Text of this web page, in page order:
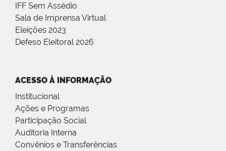
IFF Sem Assédio
Sala de Imprensa Virtual
Eleições 2023
Defeso Eleitoral 2026
ACESSO À INFORMAÇÃO
Institucional
Ações e Programas
Participação Social
Auditoria Interna
Convênios e Transferências